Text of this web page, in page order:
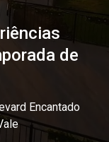
de
Encantado